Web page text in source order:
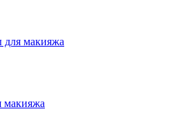
для макияжа
макияжа